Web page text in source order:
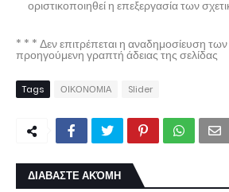
οριστικοποιηθεί η επεξεργασία των
* * * Δεν επιτρέπεται η αναδημοσίευση
προηγούμενη γραπτή άδειας της σελίδας
Tags ΟΙΚΟΝΟΜΙΑ Slider
ΔΙΑΒΑΣΤΕ ΑΚΌΜΗ